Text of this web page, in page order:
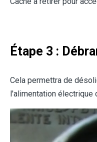
Étape 3 :
Cela permettra de
l'alimentation électrique